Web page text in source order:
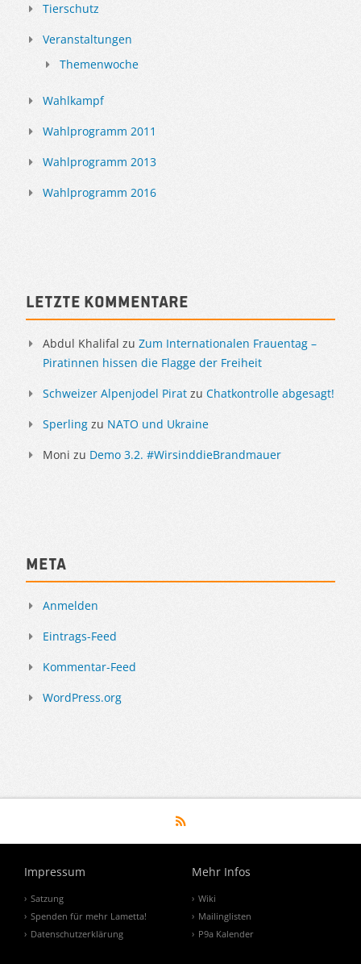
Tierschutz
Veranstaltungen
Themenwoche
Wahlkampf
Wahlprogramm 2011
Wahlprogramm 2013
Wahlprogramm 2016
Letzte Kommentare
Abdul Khalifal zu Zum Internationalen Frauentag –
Piratinnen hissen die Flagge der Freiheit
Schweizer Alpenjodel Pirat zu Chatkontrolle abgesagt!
Sperling zu NATO und Ukraine
Moni zu Demo 3.2. #WirsinddieBrandmauer
Meta
Anmelden
Eintrags-Feed
Kommentar-Feed
WordPress.org
Impressum
Satzung
Spenden für mehr Lametta!
Datenschutzerklärung
Mehr Infos
Wiki
Mailinglisten
P9a Kalender